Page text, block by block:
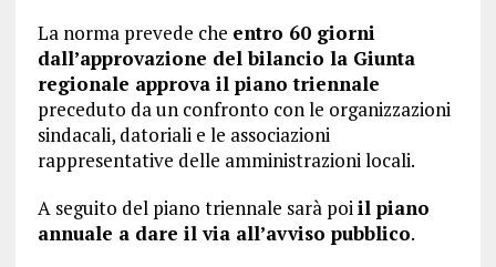
La norma prevede che entro 60 giorni
dall’approvazione del bilancio la Giunta
regionale approva il piano triennale
preceduto da un confronto con le organizzazioni
sindacali, datoriali e le associazioni
rappresentative delle amministrazioni locali.
A seguito del piano triennale sarà poiil piano
annuale a dare il via all’avviso pubblico.